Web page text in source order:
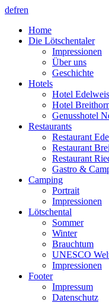
defren
Home
Die Lötschentaler
Impressionen
Über uns
Geschichte
Hotels
Hotel
Hotel
Genusshotel
Restaurants
Restaurant
Restaurant
Restaurant
Gastro &
Camping
Portrait
Impressionen
Lötschental
Sommer
Winter
Brauchtum
UNESCO
Impressionen
Footer
Impressum
Datenschutz